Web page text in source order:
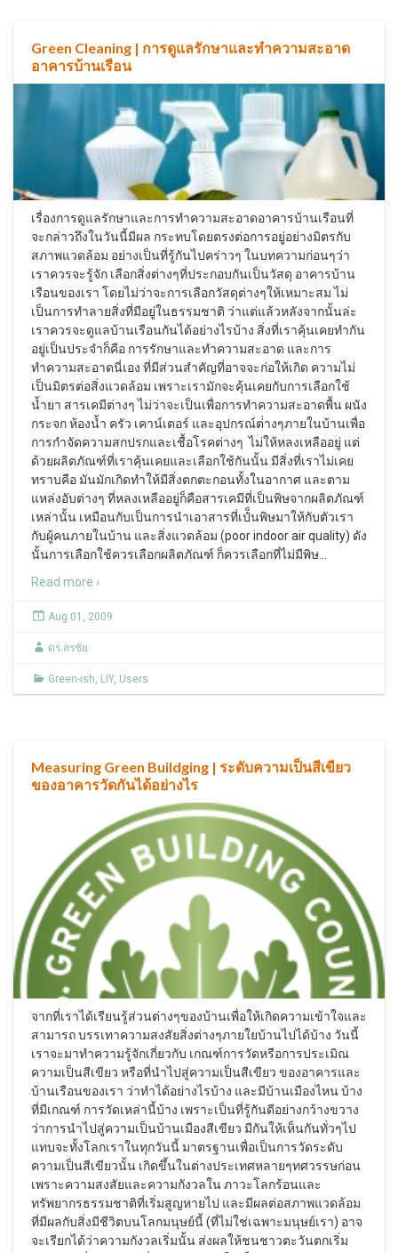
Green Cleaning | การดูแลรักษาและทำความสะอาด
อาคารบ้านเรือน
เรื่องการดูแลรักษาและการทำความสะอาดอาคารบ้านเรือนที่
จะกล่าวถึงในวันนี้มีผล กระทบโดยตรงต่อการอยู่อย่างมิตรกับ
สภาพแวดล้อม อย่างเป็นที่รู้กันไปคร่าวๆ ในบทความก่อนๆว่า
เราควรจะรู้จัก เลือกสิ่งต่างๆที่ประกอบกันเป็นวัสดุ อาคารบ้าน
เรือนของเรา โดยไม่ว่าจะการเลือกวัสดุต่างๆให้เหมาะสม ไม่
เป็นการทำลายสิ่งที่มีอยู่ในธรรมชาติ ว่าแต่แล้วหลังจากนั้นล่ะ
เราควรจะดูแลบ้านเรือนกันได้อย่างไรบ้าง สิ่งที่เราคุ้นเคยทำกัน
อยู่เป็นประจำก็คือ การรักษาและทำความสะอาด และการ
ทำความสะอาดนี่เอง ที่มีส่วนสำคัญที่อาจจะก่อให้เกิด ความไม่
เป็นมิตรต่อสิ่งแวดล้อม เพราะเรามักจะคุ้นเคยกับการเลือกใช้
น้ำยา สารเคมีต่างๆ ไม่ว่าจะเป็นเพื่อการทำความสะอาดพื้น ผนัง
กระจก ห้องน้ำ ครัว เคาน์เตอร์ และอุปกรณ์ต่่างๆภายในบ้านเพื่อ
การกำจัดความสกปรกและเชื้อโรคต่างๆ ไม่ให้หลงเหลืออยู่ แต่
ด้วยผลิตภัณฑ์ที่เราคุ้นเคยและเลือกใช้กันนั้น มีสิ่งที่เราไม่เคย
ทราบคือ มันมักเกิดทำให้มีสิ่งตกตะกอนทั้งในอากาศ และตาม
แหล่งอับต่างๆ ที่หลงเหลืออยู่ก็คือสารเคมีที่เป็นพิษจากผลิตภัณฑ์
เหล่านั้น เหมือนกับเป็นการนำเอาสารที่เป๋็นพิษมาให้กับตัวเรา
กับผู้คนภายในบ้าน และสิ่งแวดล้อม (poor indoor air quality) ดัง
นั้นการเลือกใช้ควรเลือกผลิตภัณฑ์ ก็ควรเลือกที่ไม่มีพิษ
Read more ›
Aug 01, 2009
ดร.สรชัย
Green-ish, LIY, Users
Measuring Green Buildging | ระดับความเป็นสีเขียว
ของอาคารวัดกันได้อย่างไร
จากที่เราได้เรียนรู้ส่วนต่างๆของบ้านเพื่อให้เกิดความเข้าใจและ
สามารถ บรรเทาความสงสัยสิ่งต่างๆภายใยบ้านไปได้บ้าง วันนี้
เราจะมาทำความรู้จักเกี่ยวกับ เกณฑ์การวัดหรือการประเมิณ
ความเป็นสีเขียว หรือที่นำไปสู่ความเป็นสีเขียว ของอาคารและ
บ้านเรือนของเรา ว่าทำได้อย่างไรบ้าง และมีบ้านเมืองไหน บ้าง
ที่มีเกณฑ์ การวัดเหล่านี้บ้าง เพราะเป็นที่รู้กันดีอย่างกว้างขวาง
ว่าการนำไปสู่ความเป็นบ้านเมืองสีเขียว มีกันให้เห็นกันทั่วๆไป
แทบจะทั้งโลกเราในทุกวันนี้ มาตรฐานเพื่อเป็นการวัดระดับ
ความเป็นสีเขียวนั้น เกิดขึ้นในต่างประเทศหลายๆทศวรรษก่อน
เพราะความสงสัยและความกังวลใน ภาวะโลกร้อนและ
ทรัพยากรธรรมชาติที่เริ่มสูญหายไป และมีผลต่อสภาพแวดล้อม
ที่มีผลกับสิ่งมีชีวิตบนโลกมนุษย์นี้ (ที่ไม่ใช่เฉพาะมนุษย์เรา) อาจ
จะเรียกได้ว่าความกังวลเริ่มนั้น ส่งผลให้ชนชาวตะวันตกเริ่ม